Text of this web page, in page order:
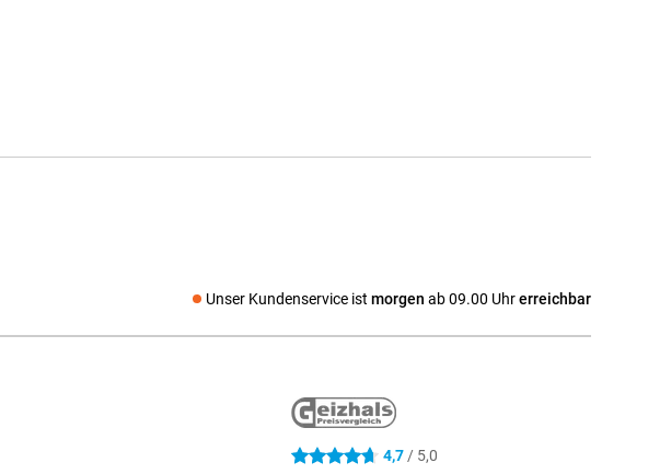
Unser Kundenservice ist morgen ab 09.00 Uhrerreichbar
Social media
4.7 Sterne 4,7 / 5,0